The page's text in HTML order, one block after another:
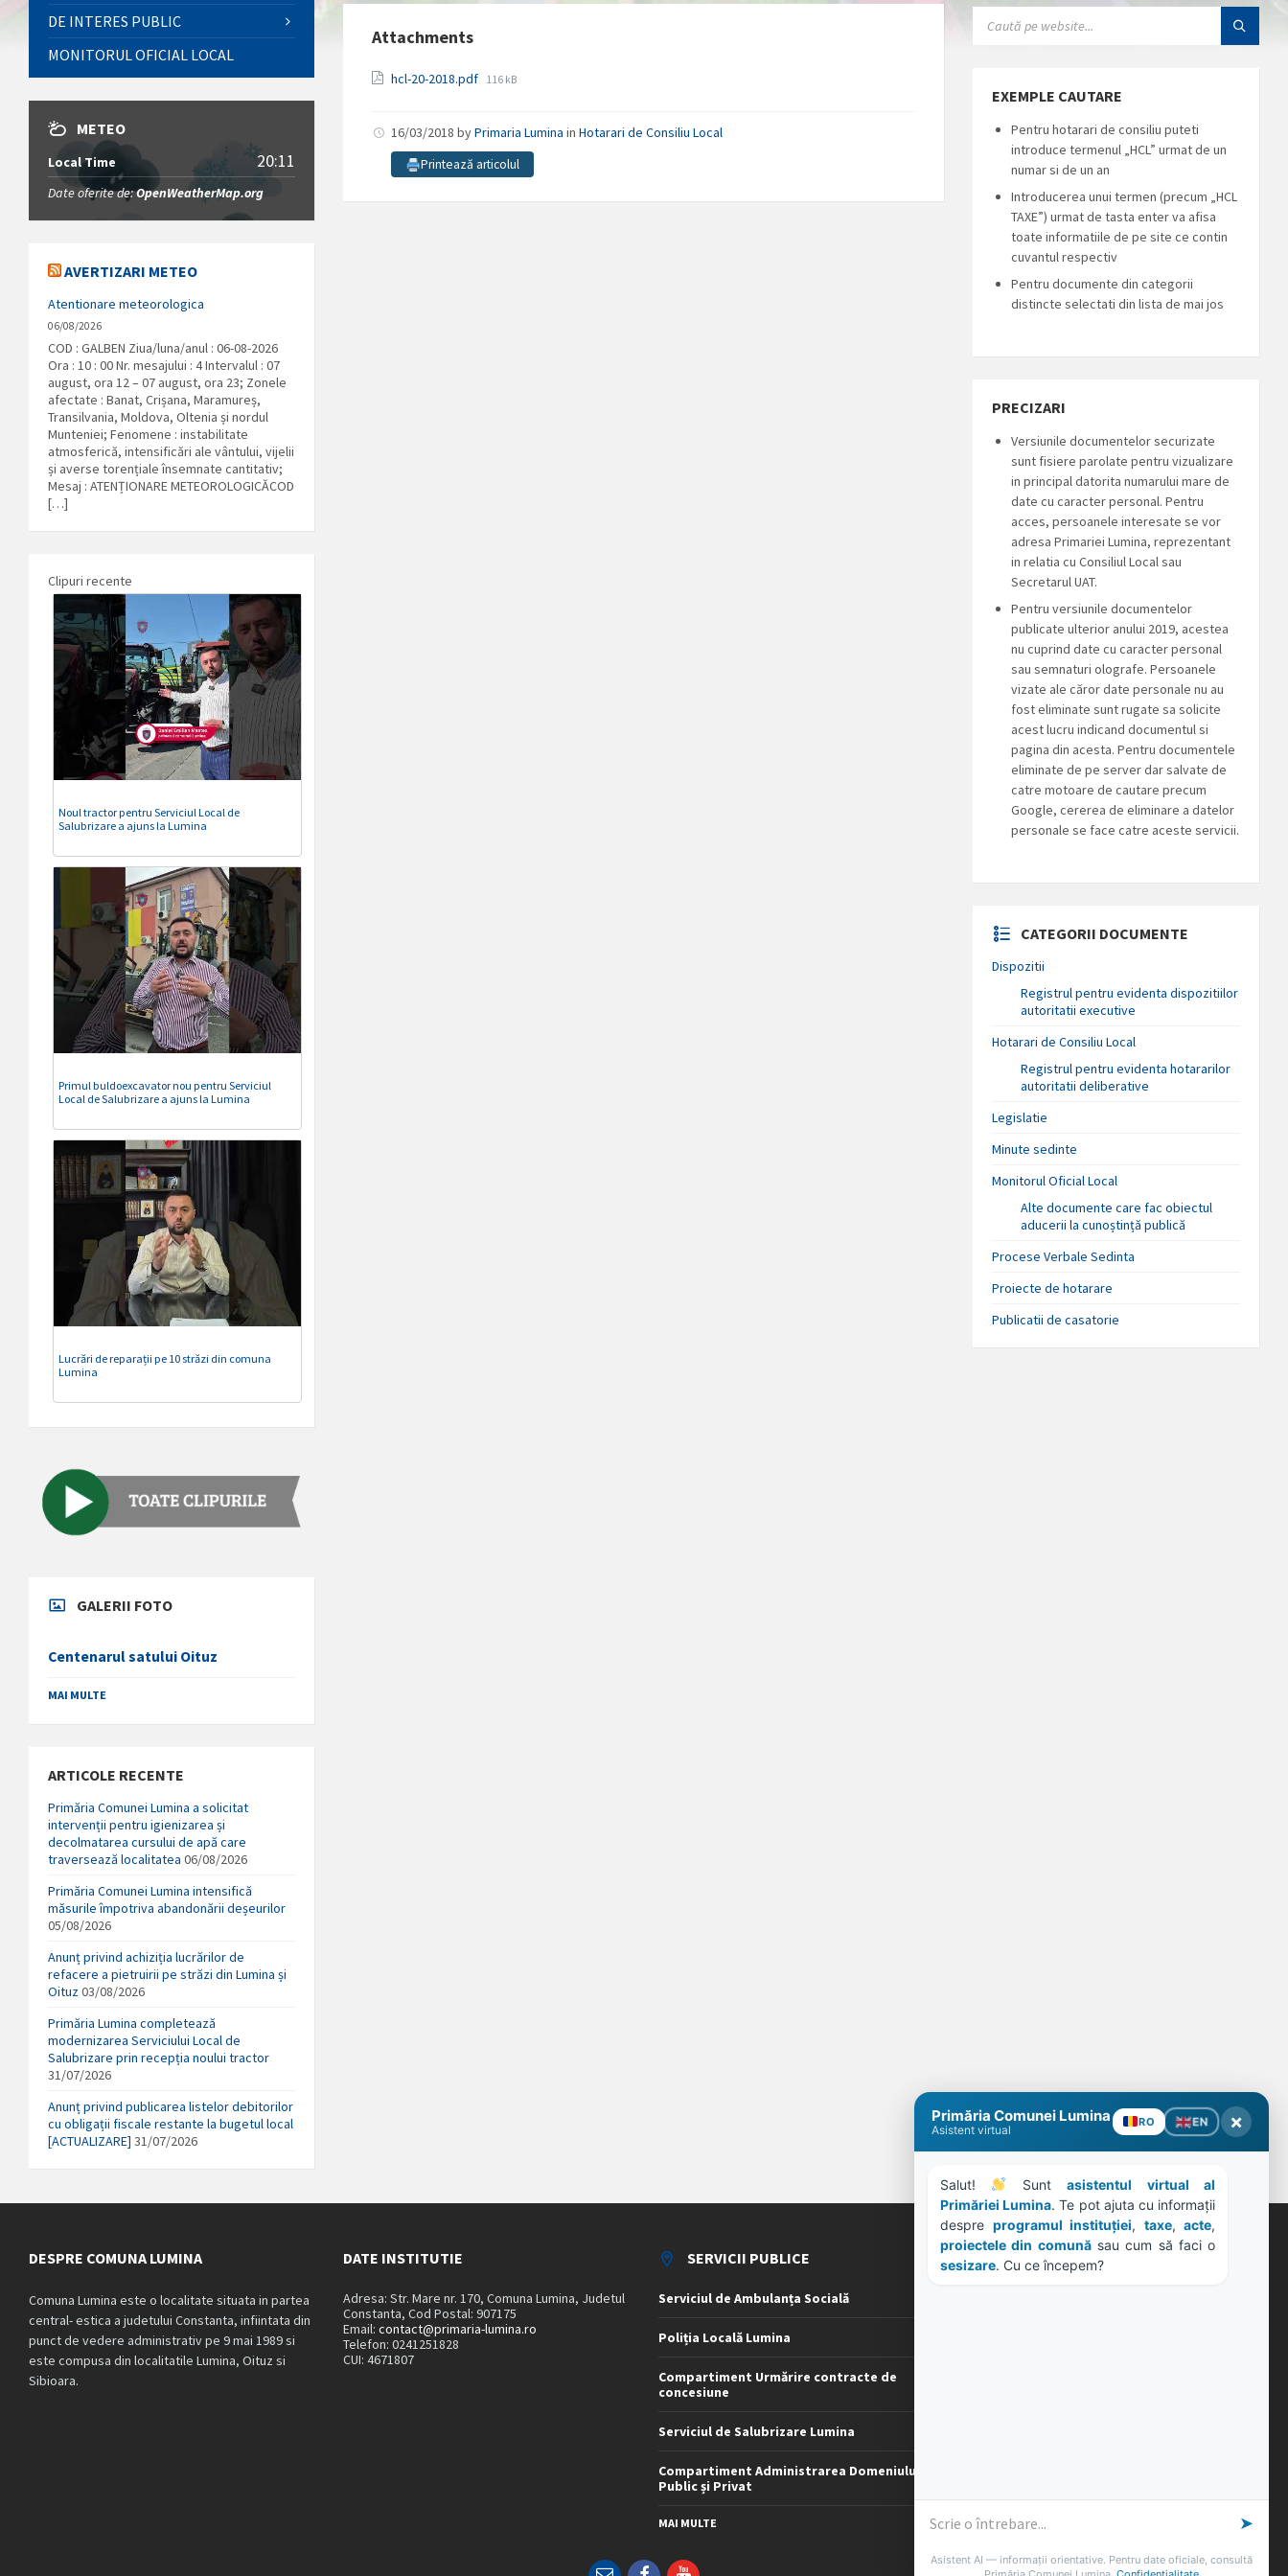
Attachments
hcl-20-2018.pdf File
116 kB
16/03/2018byPrimaria Lumina inHotarari de Consiliu Local
Printează articolul
DE INTERES PUBLIC
MONITORUL OFICIAL LOCAL
METEO
Local Time 20:11
Date oferite de:OpenWeatherMap.org
AVERTIZARI METEO
Atentionare meteorologica
06/08/2026
COD : GALBEN Ziua/luna/anul : 06-08-2026
Ora : 10 : 00 Nr. mesajului : 4 Intervalul : 07
august, ora 12 – 07 august, ora 23; Zonele
afectate : Banat, Crișana, Maramureș,
Transilvania, Moldova, Oltenia și nordul
Munteniei; Fenomene : instabilitate
atmosferică, intensificări ale vântului, vijelii
și averse torențiale însemnate cantitativ;
Mesaj : ATENȚIONARE METEOROLOGICĂCOD
[…]
Clipuri recente
Noul tractor pentru Serviciul Local de
Salubrizare a ajuns la Lumina
Primul buldoexcavator nou pentru Serviciul
Local de Salubrizare a ajuns la Lumina
Lucrări de reparații pe 10 străzi din comuna
Lumina
GALERII FOTO
Centenarul satului Oituz
MAI MULTE
ARTICOLE RECENTE
Primăria Comunei Lumina a solicitat
intervenții pentru igienizarea și
decolmatarea cursului de apă care
traversează localitatea 06/08/2026
Primăria Comunei Lumina intensifică
măsurile împotriva abandonării deșeurilor
05/08/2026
Anunț privind achiziția lucrărilor de
refacere a pietruirii pe străzi din Lumina și
Oituz03/08/2026
Primăria Lumina completează
modernizarea Serviciului Local de
Salubrizare prin recepția noului tractor
31/07/2026
Anunț privind publicarea listelor debitorilor
cu obligații fiscale restante la bugetul local
[ACTUALIZARE] 31/07/2026
EXEMPLE CAUTARE
Pentru hotarari de consiliu puteti
introduce termenul „HCL” urmat de un
numar si de un an
Introducerea unui termen (precum „HCL
TAXE”) urmat de tasta enter va afisa
toate informatiile de pe site ce contin
cuvantul respectiv
Pentru documente din categorii
distincte selectati din lista de mai jos
PRECIZARI
Versiunile documentelor securizate
sunt fisiere parolate pentru vizualizare
in principal datorita numarului mare de
date cu caracter personal. Pentru
acces, persoanele interesate se vor
adresa Primariei Lumina, reprezentant
in relatia cu Consiliul Local sau
Secretarul UAT.
Pentru versiunile documentelor
publicate ulterior anului 2019, acestea
nu cuprind date cu caracter personal
sau semnaturi olografe. Persoanele
vizate ale căror date personale nu au
fost eliminate sunt rugate sa solicite
acest lucru indicand documentul si
pagina din acesta. Pentru documentele
eliminate de pe server dar salvate de
catre motoare de cautare precum
Google, cererea de eliminare a datelor
personale se face catre aceste servicii.
CATEGORII DOCUMENTE
Dispozitii
Registrul pentru evidenta dispozitiilor
autoritatii executive
Hotarari de Consiliu Local
Registrul pentru evidenta hotararilor
autoritatii deliberative
Legislatie
Minute sedinte
Monitorul Oficial Local
Alte documente care fac obiectul
aducerii la cunoștință publică
Procese Verbale Sedinta
Proiecte de hotarare
Publicatii de casatorie
DESPRE COMUNA LUMINA
Comuna Lumina este o localitate situata in partea
central- estica a judetului Constanta, infiintata din
punct de vedere administrativ pe 9 mai 1989 si
este compusa din localitatile Lumina, Oituz si
Sibioara.
DATE INSTITUTIE
Adresa: Str. Mare nr. 170, Comuna Lumina, Judetul
Constanta, Cod Postal: 907175
Email:contact@primaria-lumina.ro
Telefon: 0241251828
CUI: 4671807
SERVICII PUBLICE
Serviciul de Ambulanța Socială
Poliția Locală Lumina
Compartiment Urmărire contracte de
concesiune
Serviciul de Salubrizare Lumina
Compartiment Administrarea Domeniului
Public și Privat
MAI MULTE
ORE DE LUCRU
EmailFacebookYouTube
Primăria Comunei Lumina
Asistent virtual
RO EN ×
Salut! Sunt asistentul virtual al
Primăriei Lumina. Te pot ajuta cu informații
despre programul instituției, taxe, acte
proiectele din comună
sesizare. Cu ce începem?
➤
Asistent AI — informații orientative. Pentru date oficiale, consultă